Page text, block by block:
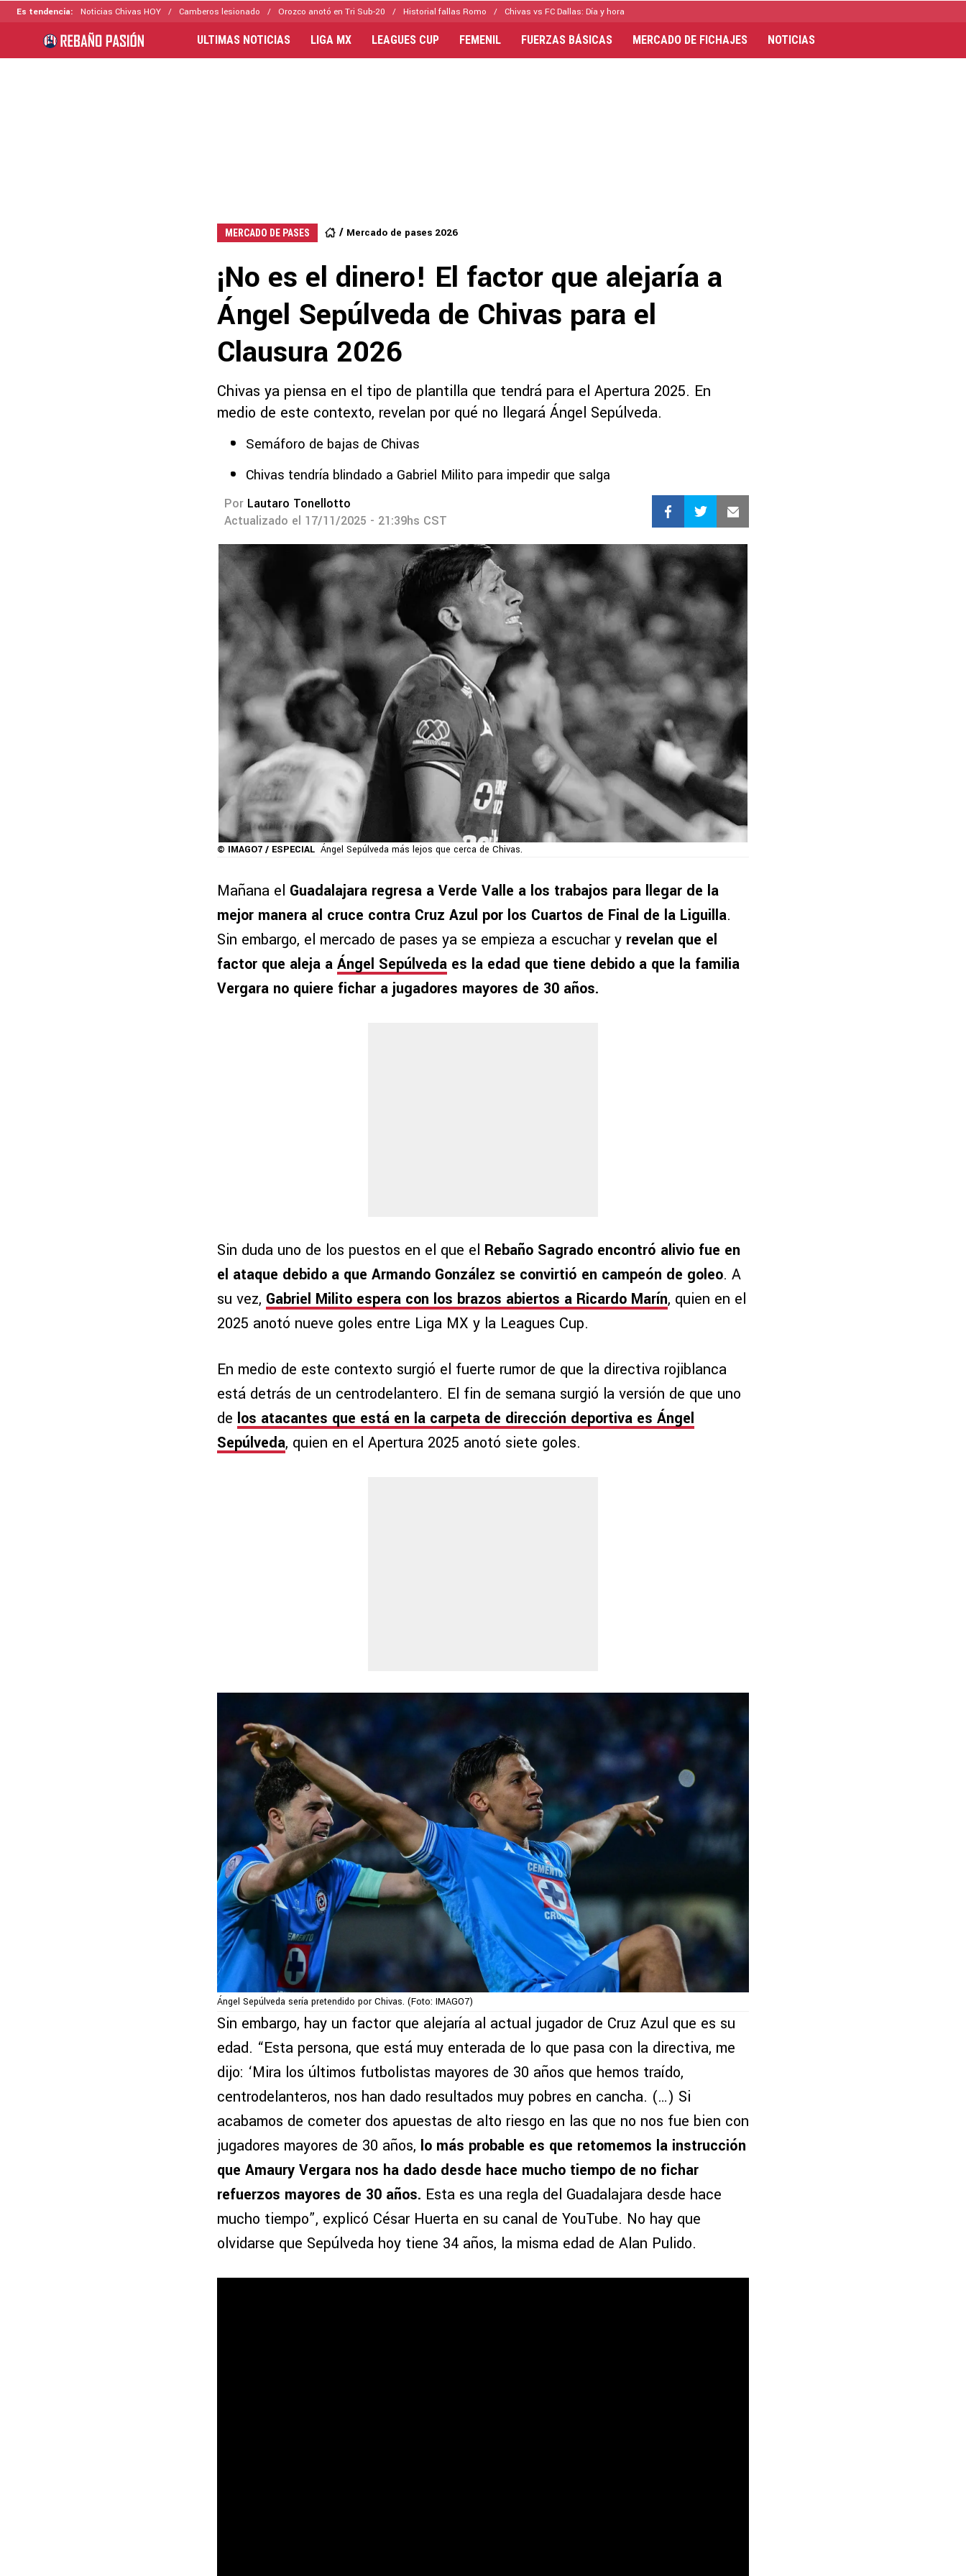
Es tendencia: Noticias Chivas HOY Camberos lesionado Orozco anotó en Tri Sub-20 Historial fallas Romo Chivas vs FC Dallas: Día y hora
ULTIMAS NOTICIAS LIGA MX LEAGUES CUP FEMENIL FUERZAS BÁSICAS MERCADO DE FICHAJES NOTICIAS
MERCADO DE PASES Mercado de pases 2026
¡No es el dinero! El factor que alejaría a
Ángel Sepúlveda de Chivas para el
Clausura 2026
Chivas ya piensa en el tipo de plantilla que tendrá para el Apertura 2025. En
medio de este contexto, revelan por qué no llegará Ángel Sepúlveda.
Semáforo de bajas de Chivas
Chivas tendría blindado a Gabriel Milito para impedir que salga
Por Lautaro Tonellotto
Actualizado el 17/11/2025 - 21:39hs CST
© IMAGO7 / ESPECIAL Ángel Sepúlveda más lejos que cerca de Chivas.
Mañana el Guadalajara regresa a Verde Valle a los trabajos para llegar de la
mejor manera al cruce contra Cruz Azul por los Cuartos de Final de la Liguilla.
Sin embargo, el mercado de pases ya se empieza a escuchar y revelan que el
factor que aleja a Ángel Sepúlveda es la edad que tiene debido a que la familia
Vergara no quiere fichar a jugadores mayores de 30 años.
Sin duda uno de los puestos en el que el Rebaño Sagrado encontró alivio fue en
el ataque debido a que Armando González se convirtió en campeón de goleo. A
su vez, Gabriel Milito espera con los brazos abiertos a Ricardo Marín, quien en el
2025 anotó nueve goles entre Liga MX y la Leagues Cup.
En medio de este contexto surgió el fuerte rumor de que la directiva rojiblanca
está detrás de un centrodelantero. El fin de semana surgió la versión de que uno
de los atacantes que está en la carpeta de dirección deportiva es Ángel
Sepúlveda, quien en el Apertura 2025 anotó siete goles.
Ángel Sepúlveda sería pretendido por Chivas. (Foto: IMAGO7)
Sin embargo, hay un factor que alejaría al actual jugador de Cruz Azul que es su
edad. “Esta persona, que está muy enterada de lo que pasa con la directiva, me
dijo: ‘Mira los últimos futbolistas mayores de 30 años que hemos traído,
centrodelanteros, nos han dado resultados muy pobres en cancha. (…) Si
acabamos de cometer dos apuestas de alto riesgo en las que no nos fue bien con
jugadores mayores de 30 años, lo más probable es que retomemos la instrucción
que Amaury Vergara nos ha dado desde hace mucho tiempo de no fichar
refuerzos mayores de 30 años. Esta es una regla del Guadalajara desde hace
mucho tiempo”, explicó César Huerta en su canal de YouTube. No hay que
olvidarse que Sepúlveda hoy tiene 34 años, la misma edad de Alan Pulido.